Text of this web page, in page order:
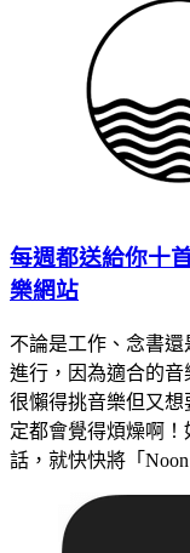
每週都送給你十
樂網站
不論是工作、念書
進行，因為適合的
很懶得挑音樂但又
定都會覺得煩燥啊
話，就快快將「